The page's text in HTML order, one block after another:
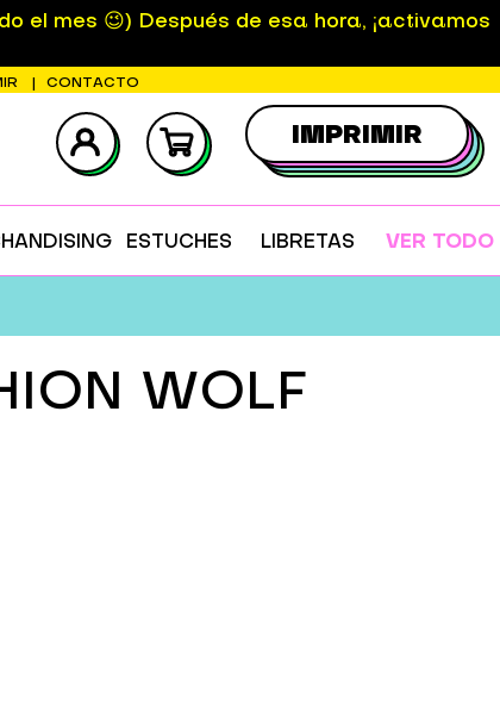
el mes 😉) Después de esa hora, ¡activamos
CONTACTO
IMPRIMIR
ESTUCHES LIBRETAS VER TODO
WOLF